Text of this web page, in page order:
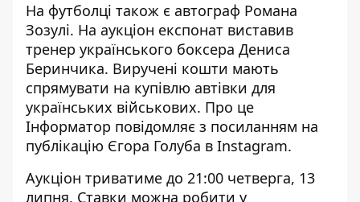
На футболці також є автограф Романа
Зозулі. На аукціон експонат виставив
тренер українського боксера Дениса
Беринчика. Виручені кошти мають
спрямувати на купівлю автівки для
українських військових. Про це
Інформатор повідомляє з посиланням на
публікацію Єгора Голуба в Instagram.
Аукціон триватиме до 21:00 четверга, 13
липня. Ставки можна робити у